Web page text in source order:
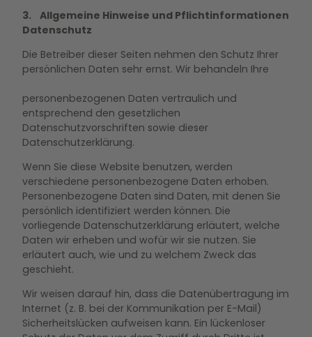
3. Allgemeine Hinweise und Pflichtinformationen
Datenschutz
Die Betreiber dieser Seiten nehmen den Schutz Ihrer
persönlichen Daten sehr ernst. Wir behandeln Ihre
personenbezogenen Daten vertraulich und
entsprechend den gesetzlichen
Datenschutzvorschriften sowie dieser
Datenschutzerklärung.
Wenn Sie diese Website benutzen, werden
verschiedene personenbezogene Daten erhoben.
Personenbezogene Daten sind Daten, mit denen Sie
persönlich identifiziert werden können. Die
vorliegende Datenschutzerklärung erläutert, welche
Daten wir erheben und wofür wir sie nutzen. Sie
erläutert auch, wie und zu welchem Zweck das
geschieht.
Wir weisen darauf hin, dass die Datenübertragung im
Internet (z. B. bei der Kommunikation per E-Mail)
Sicherheitslücken aufweisen kann. Ein lückenloser